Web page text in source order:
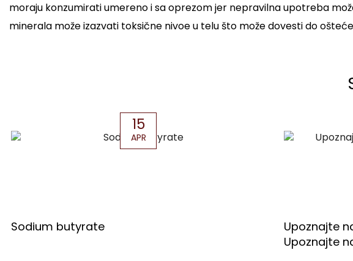
moraju konzumirati umereno i sa oprezom jer nepravilna upotreba
minerala može izazvati toksične nivoe u telu što može dovesti do
15
APR
Sodium butyrate
Upoznajte
Upoznajte